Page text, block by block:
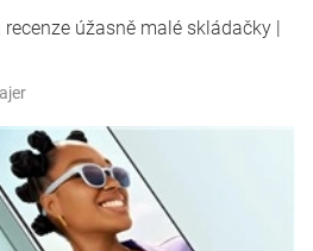
úžasně malé skládačky |